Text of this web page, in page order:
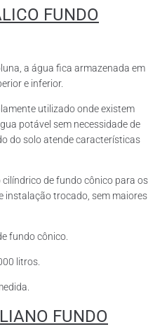
FUNDO
a água fica armazenada em
e inferior.
utilizado onde existem
potável sem necessidade de
do solo atende características
de fundo cônico para os
instalação trocado, sem maiores
fundo cônico.
litros.
FUNDO